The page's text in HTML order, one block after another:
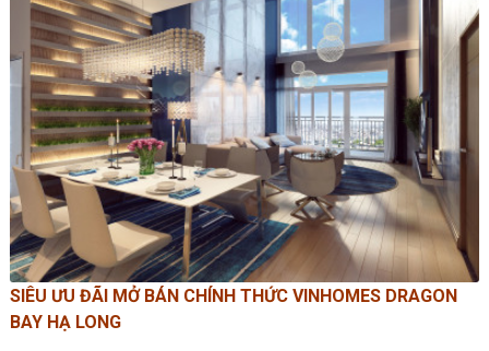
SIÊU ƯU ĐÃI MỞ BÁN CHÍNH THỨC VINHOMES DRAGON
BAY HẠ LONG